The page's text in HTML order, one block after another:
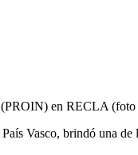
(PROIN) en RECLA
Vasco, brindó una